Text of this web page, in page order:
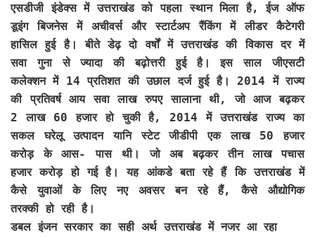
एसडीजी इंडेक्स में उत्तराखंड को पहला स्थान मिला है, ईज ऑफ
डूइंग बिजनेस में अचीवर्स और स्टार्टअप रैंकिंग में लीडर कैटेगरी
हासिल हुई है। बीते डेढ़ दो वर्षों में उत्तराखंड की विकास दर में
सवा गुना से ज्यादा की बढ़ोत्तरी हुई है। इस साल जीएसटी
कलेक्शन में 14 प्रतिशत की उछाल दर्ज हुई है। 2014 में राज्य
की प्रतिवर्ष आय सवा लाख रुपए सालाना थी, जो आज बढ़कर
2 लाख 60 हजार हो चुकी है, 2014 में उत्तराखंड राज्य का
सकल घरेलू उत्पादन यानि स्टेट जीडीपी एक लाख 50 हजार
करोड़ के आस- पास थी। जो अब बढ़कर तीन लाख पचास
हजार करोड़ हो गई है। यह आंकडे बता रहे हैं कि उत्तराखंड में
कैसे युवाओं के लिए नए अवसर बन रहे हैं, कैसे औद्योगिक
तरक्की हो रही है।
डबल इंजन सरकार का सही अर्थ उत्तराखंड में नजर आ रहा